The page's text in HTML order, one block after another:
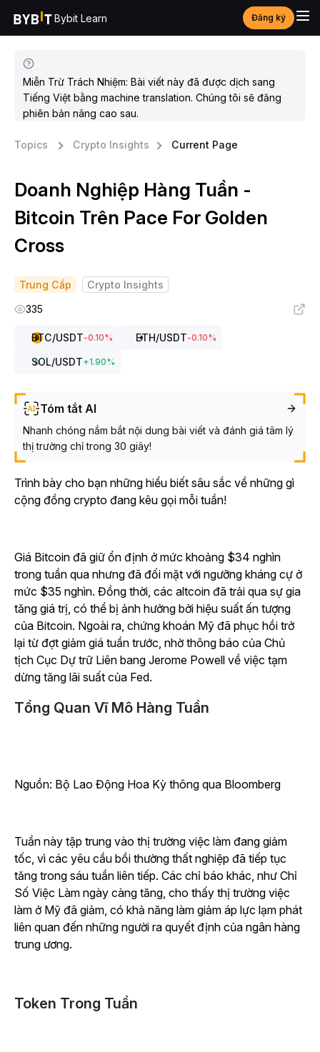
Bybit Learn Đăng ký
Miễn Trừ Trách Nhiệm: Bài viết này đã được dịch sang
Tiếng Việt bằng machine translation. Chúng tôi sẽ đăng
phiên bản nâng cao sau.
Topics Crypto Insights Current Page
Doanh Nghiệp Hàng Tuần -
Bitcoin Trên Pace For Golden
Cross
Trung Cấp
Crypto Insights
335
BTC/USDT-0.10% ETH/USDT-0.10%
SOL/USDT+1.90%
Tóm tắt AI
Nhanh chóng nắm bắt nội dung bài viết và đánh giá tâm lý
thị trường chỉ trong 30 giây!
Trình bày cho bạn những hiểu biết sâu sắc về những gì
cộng đồng crypto đang kêu gọi mỗi tuần!
Giá Bitcoin đã giữ ổn định ở mức khoảng $34 nghìn
trong tuần qua nhưng đã đối mặt với ngưỡng kháng cự ở
mức $35 nghìn. Đồng thời, các altcoin đã trải qua sự gia
tăng giá trị, có thể bị ảnh hưởng bởi hiệu suất ấn tượng
của Bitcoin. Ngoài ra, chứng khoán Mỹ đã phục hồi trở
lại từ đợt giảm giá tuần trước, nhờ thông báo của Chủ
tịch Cục Dự trữ Liên bang Jerome Powell về việc tạm
dừng tăng lãi suất của Fed.
Tổng Quan Vĩ Mô Hàng Tuần
Nguồn: Bộ Lao Động Hoa Kỳ thông qua Bloomberg
Tuần này tập trung vào thị trường việc làm đang giảm
tốc, vì các yêu cầu bồi thường thất nghiệp đã tiếp tục
tăng trong sáu tuần liên tiếp. Các chỉ báo khác, như Chỉ
Số Việc Làm ngày càng tăng, cho thấy thị trường việc
làm ở Mỹ đã giảm, có khả năng làm giảm áp lực lạm phát
liên quan đến những người ra quyết định của ngân hàng
trung ương.
Token Trong Tuần